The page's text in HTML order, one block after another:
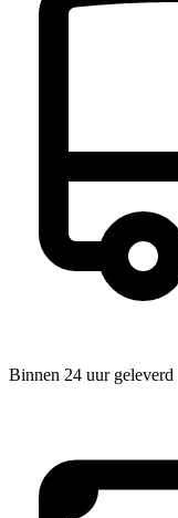
Binnen 24 uur geleverd